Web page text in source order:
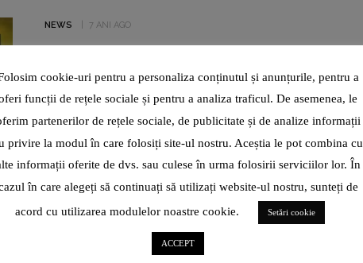
NEWS 7 ANI AGO
EUROPEANĂ LA TENIS DE MASĂ!
Cu puțin timp înainte, tenismele noastre s-au impus în fața
Portugaliei în finala Campionatului European și și-au atribuit,
pentru al
SHARE
ROXANA BRĂNIȘTEANU: „ÎN
cookie-uri pentru a personaliza conținutul și anunțurile, pentru a
funcții de rețele sociale și pentru a analiza traficul. De asemenea, le
partenerilor de rețele sociale, de publicitate și de analize informații
privire la modul în care folosiți site-ul nostru. Aceștia le pot combina cu
informații oferite de dvs. sau culese în urma folosirii serviciilor lor. În
în care alegeți să continuați să utilizați website-ul nostru, sunteți de
acord cu utilizarea modulelor noastre cookie.
Setări cookie
ACCEPT